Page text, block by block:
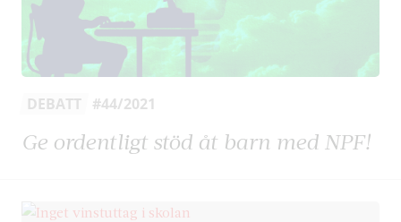
DEBATT #44/2021
Ge ordentligt stöd åt barn med NPF!